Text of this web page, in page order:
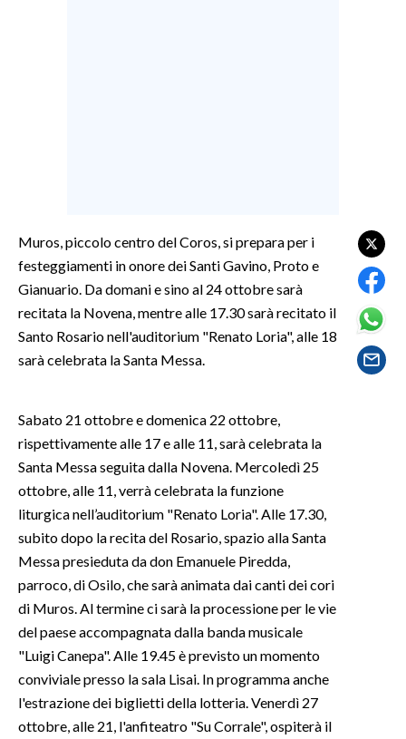
CULTURA
SPETTACOLI
GOSSIP
SARDEGNA TURISMO
SARDI NEL MONDO
NOTIZIE
#CARAUNIONE
3 MINUTI CON
INSULARITÀ
INFO AZIENDE
ABBONATI
Muros, piccolo centro del Coros, si prepara per i
festeggiamenti in onore dei Santi Gavino, Proto e
Gianuario. Da domani e sino al 24 ottobre sarà
recitata la Novena, mentre alle 17.30 sarà recitato il
Santo Rosario nell'auditorium "Renato Loria", alle 18
sarà celebrata la Santa Messa.
Sabato 21 ottobre e domenica 22 ottobre,
rispettivamente alle 17 e alle 11, sarà celebrata la
Santa Messa seguita dalla Novena. Mercoledì 25
ottobre, alle 11, verrà celebrata la funzione
liturgica nell’auditorium "Renato Loria". Alle 17.30,
subito dopo la recita del Rosario, spazio alla Santa
Messa presieduta da don Emanuele Piredda,
parroco, di Osilo, che sarà animata dai canti dei cori
di Muros. Al termine ci sarà la processione per le vie
del paese accompagnata dalla banda musicale
"Luigi Canepa". Alle 19.45 è previsto un momento
conviviale presso la sala Lisai. In programma anche
l'estrazione dei biglietti della lotteria. Venerdì 27
ottobre, alle 21, l'anfiteatro "Su Corrale", ospiterà il